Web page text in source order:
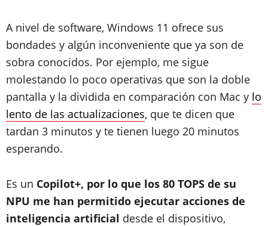
A nivel de software, Windows 11 ofrece sus
bondades y algún inconveniente que ya son de
sobra conocidos. Por ejemplo, me sigue
molestando lo poco operativas que son la doble
pantalla y la dividida en comparación con Mac y lo
lento de las actualizaciones, que te dicen que
tardan 3 minutos y te tienen luego 20 minutos
esperando.
Es un Copilot+, por lo que los 80 TOPS de su
NPU me han permitido ejecutar acciones de
inteligencia artificial desde el dispositivo,